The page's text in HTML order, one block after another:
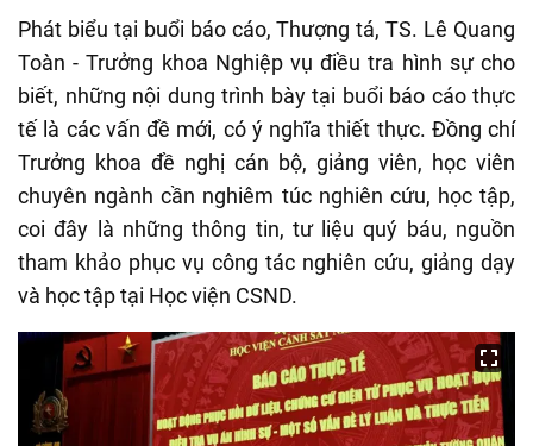
Phát biểu tại buổi báo cáo, Thượng tá, TS. Lê Quang
Toàn - Trưởng khoa Nghiệp vụ điều tra hình sự cho
biết, những nội dung trình bày tại buổi báo cáo thực
tế là các vấn đề mới, có ý nghĩa thiết thực. Đồng chí
Trưởng khoa đề nghị cán bộ, giảng viên, học viên
chuyên ngành cần nghiêm túc nghiên cứu, học tập,
coi đây là những thông tin, tư liệu quý báu, nguồn
tham khảo phục vụ công tác nghiên cứu, giảng dạy
và học tập tại Học viện CSND.